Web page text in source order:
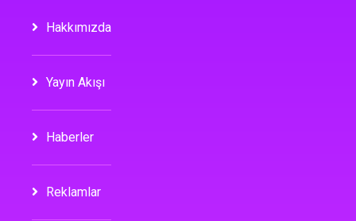
Hakkımızda
Yayın Akışı
Haberler
Reklamlar